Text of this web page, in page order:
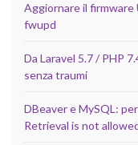
Aggiornare il firmware
fwupd
Da Laravel 5.7 / PHP
senza traumi
DBeaver e MySQL:
Retrieval is not